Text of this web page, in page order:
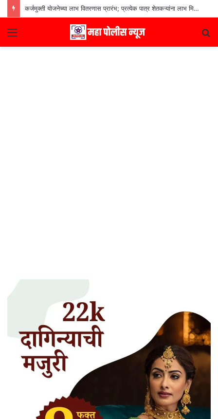
कर्जमुक्ती योजनेच्या लाभ वितरणास प्रारंभ; प्रत्येक पात्र शेतकऱ्यांना लाभ मिळणार– मुख्यमंत्री देवेंद्र फडणवीस
Menu